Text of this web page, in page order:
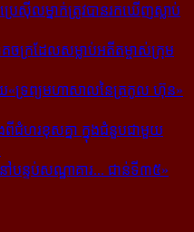
េស៊ីល​ម្នាក់​ត្រូវ​បាន​រក​ឃើញ​ស្លាប់​
ាគចក្រ​ដែល​សម្លាប់​អតីត​ម្ចាស់​ក្រុម​
​«ទ្រព្យមហាសាល​នៃ​ត្រកូល ហ៊ុន»​
ជំហរ​ខុស​គ្នា ក្នុង​ជំនួប​ជាមួយ​
នៅបន្ទប់សណ្ឋាគារ... ជាន់ទី៣៥»